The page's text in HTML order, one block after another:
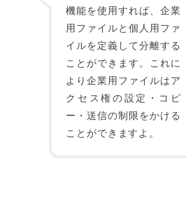
機能を使用すれば、企業
用ファイルと個人用ファ
イルを定義して分離する
ことができます。これに
より企業用ファイルはア
クセス権の設定・コピ
ー・送信の制限をかける
ことができますよ。